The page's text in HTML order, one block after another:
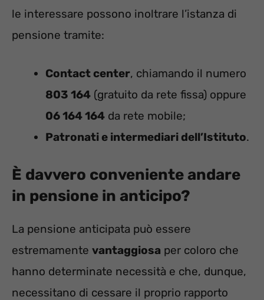
le interessare possono inoltrare l’istanza di
pensione tramite:
Contact center, chiamando il numero
803 164 (gratuito da rete fissa) oppure
06 164 164 da rete mobile;
Patronati e intermediari dell’Istituto.
È davvero conveniente andare
in pensione in anticipo?
La pensione anticipata può essere
estremamente vantaggiosa per coloro che
hanno determinate necessità e che, dunque,
necessitano di cessare il proprio rapporto